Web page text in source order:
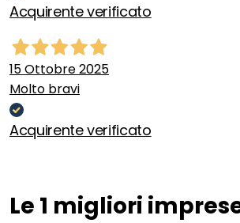
Acquirente verificato
15 Ottobre 2025
Molto bravi
Acquirente verificato
Le 1 migliori